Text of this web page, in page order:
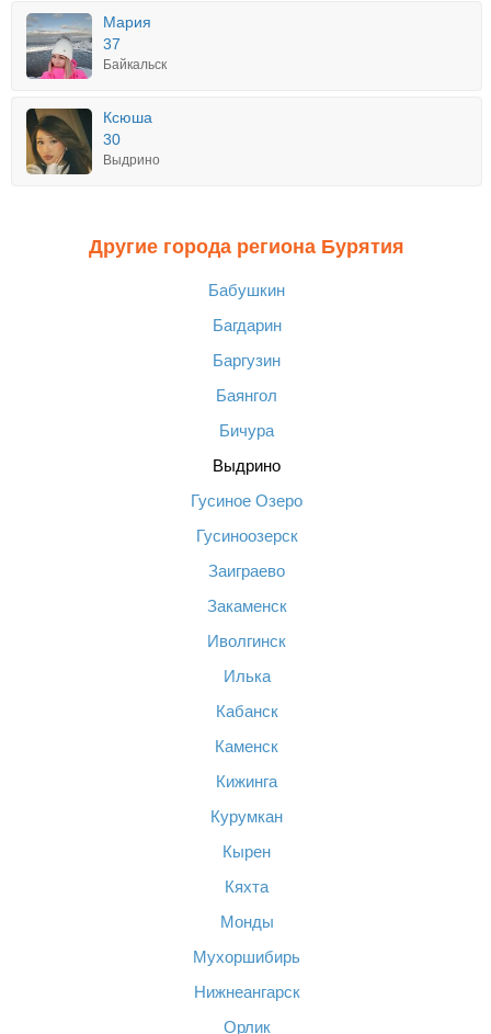
Мария
37
Байкальск
Ксюша
30
Выдрино
Другие города региона Бурятия
Бабушкин
Багдарин
Баргузин
Баянгол
Бичура
Выдрино
Гусиное Озеро
Гусиноозерск
Заиграево
Закаменск
Иволгинск
Илька
Кабанск
Каменск
Кижинга
Курумкан
Кырен
Кяхта
Монды
Мухоршибирь
Нижнеангарск
Орлик